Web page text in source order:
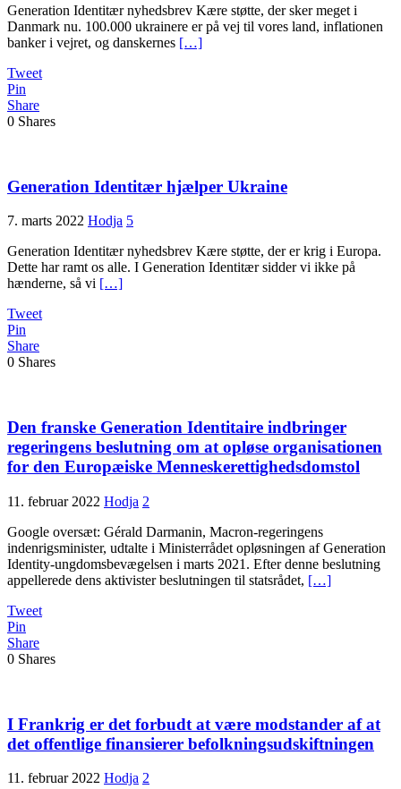
Generation Identitær nyhedsbrev Kære støtte, der sker meget i
Danmark nu. 100.000 ukrainere er på vej til vores land, inflationen
banker i vejret, og danskernes […]
Tweet
Pin
Share
0 Shares
Generation Identitær hjælper Ukraine
7. marts 2022 Hodja 5
Generation Identitær nyhedsbrev Kære støtte, der er krig i Europa.
Dette har ramt os alle. I Generation Identitær sidder vi ikke på
hænderne, så vi […]
Tweet
Pin
Share
0 Shares
Den franske Generation Identitaire indbringer
regeringens beslutning om at opløse organisationen
for den Europæiske Menneskerettighedsdomstol
11. februar 2022 Hodja 2
Google oversæt: Gérald Darmanin, Macron-regeringens
indenrigsminister, udtalte i Ministerrådet opløsningen af ​​Generation
Identity-ungdomsbevægelsen i marts 2021. Efter denne beslutning
appellerede dens aktivister beslutningen til statsrådet, […]
Tweet
Pin
Share
0 Shares
I Frankrig er det forbudt at være modstander af at
det offentlige finansierer befolkningsudskiftningen
11. februar 2022 Hodja 2